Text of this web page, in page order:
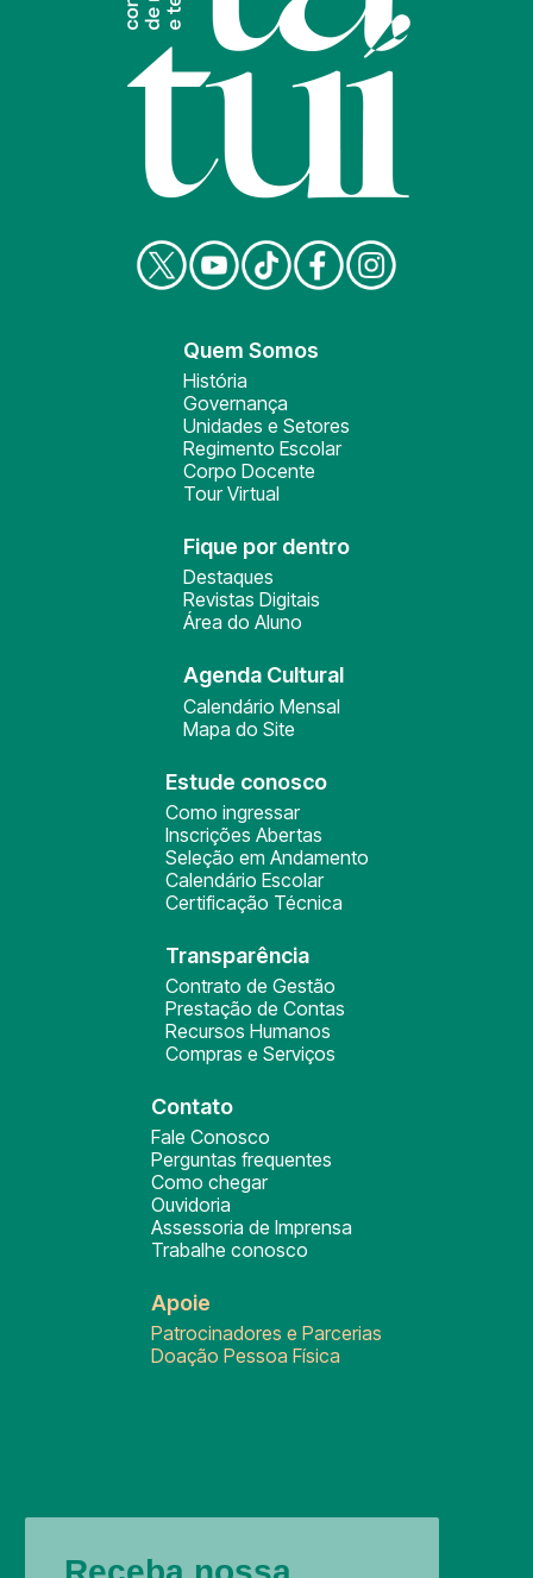
Quem Somos
História
Governança
Unidades e Setores
Regimento Escolar
Corpo Docente
Tour Virtual
Fique por dentro
Destaques
Revistas Digitais
Área do Aluno
Agenda Cultural
Calendário Mensal
Mapa do Site
Estude conosco
Como ingressar
Inscrições Abertas
Seleção em Andamento
Calendário Escolar
Certificação Técnica
Transparência
Contrato de Gestão
Prestação de Contas
Recursos Humanos
Compras e Serviços
Contato
Fale Conosco
Perguntas frequentes
Como chegar
Ouvidoria
Assessoria de Imprensa
Trabalhe conosco
Apoie
Patrocinadores e Parcerias
Doação Pessoa Física